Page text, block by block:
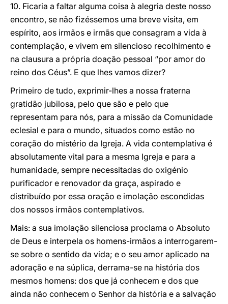
10. Ficaria a faltar alguma coisa à alegria deste nosso
encontro, se não fizéssemos uma breve visita, em
espírito, aos irmãos e irmãs que consagram a vida à
contemplação, e vivem em silencioso recolhimento e
na clausura a própria doação pessoal “por amor do
reino dos Céus”. E que lhes vamos dizer?
Primeiro de tudo, exprimir-lhes a nossa fraterna
gratidão jubilosa, pelo que são e pelo que
representam para nós, para a missão da Comunidade
eclesial e para o mundo, situados como estão no
coração do mistério da Igreja. A vida contemplativa é
absolutamente vital para a mesma Igreja e para a
humanidade, sempre necessitadas do oxigénio
purificador e renovador da graça, aspirado e
distribuído por essa oração e imolação escondidas
dos nossos irmãos contemplativos.
Mais: a sua imolação silenciosa proclama o Absoluto
de Deus e interpela os homens-irmãos a interrogarem-
se sobre o sentido da vida; e o seu amor aplicado na
adoração e na súplica, derrama-se na história dos
mesmos homens: dos que já conhecem e dos que
ainda não conhecem o Senhor da história e a salvação